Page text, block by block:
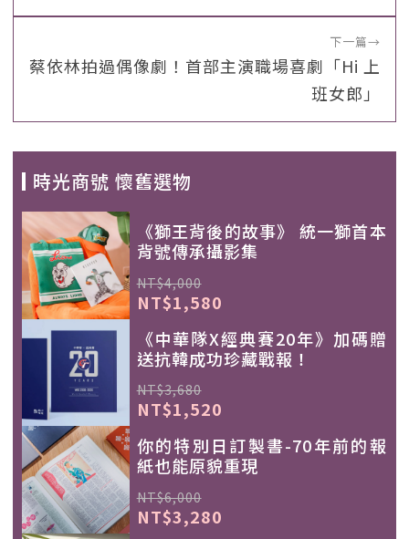
下一篇→
蔡依林拍過偶像劇！首部主演職場喜劇「Hi 上
班女郎」
時光商號 懷舊選物
《獅王背後的故事》 統一獅首本
背號傳承攝影集
NT$4,000
NT$1,580
《中華隊X經典賽20年》加碼贈
送抗韓成功珍藏戰報！
NT$3,680
NT$1,520
你的特別日訂製書-70年前的報
紙也能原貌重現
NT$6,000
NT$3,280